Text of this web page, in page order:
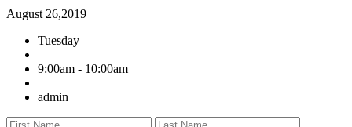
August 26,2019
Tuesday
9:00am - 10:00am
admin